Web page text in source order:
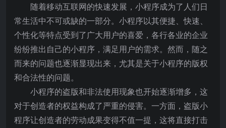
随着移动互联网的快速发展，小程序成为了人们日
常生活中不可或缺的一部分。小程序以其便捷、快速、
个性化等特点受到了广大用户的喜爱，各行各业的企业
纷纷推出自己的小程序，满足用户的需求。然而，随之
而来的问题也逐渐显现出来，尤其是关于小程序的版权
和合法性的问题。
小程序的盗版和非法使用现象也开始逐渐增多，这
对于创造者的权益构成了严重的侵害。一方面，盗版小
程序让创造者的劳动成果变得不值一提，这将直接打击